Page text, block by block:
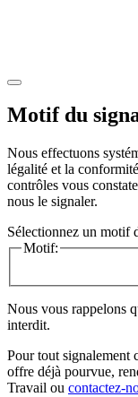
Motif du
Nous effectuons
légalité et la
contrôles vous
nous le signaler.
Sélectionnez un motif
Motif:
Nous vous rappelons
interdit.
Pour tout signalement
offre déjà pourvue,
Travail ou contactez-